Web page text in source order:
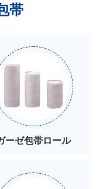
帯
ーゼ包帯ロール